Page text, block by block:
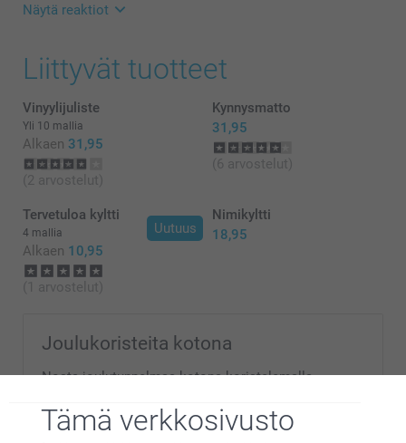
Tämä verkkosivusto
Näytä reaktiot
24.8.2022
10:30
Hei Inga,
Suuret kiitokset 5 tähdestä ja palautteesta,
arvostamme sitä suuresti. Kiva että pidät
talonumero-laatasta!
Toivottavasti näemme pian taas smartphoto.fi -
osoitteessa.
Lämpimin kiitoksin,
Liittyvät tuotteet
Vinyylijuliste
Yli 10 mallia
Alkaen 31,95
(2 arvostelut)
Kynnysmatto
31,95
(6 arvostelut)
Uutuus
Tervetuloa kyltti
4 mallia
Alkaen 10,95
(1 arvostelut)
Nimikyltti
18,95
Joulukoristeita kotona
Nosta joulutunnelmaa kotona koristelemalla
henkilökohtaisilla joulukoristeilla tänä vuonna.
Tarjoile glögiä persoonalliselta tarjottimelta ja